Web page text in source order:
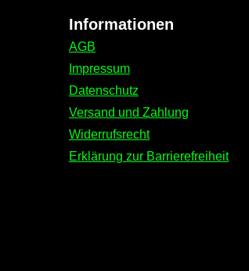
neuem Tab (externer Link)
in neuem Tab (externer Link)
Informationen
AGB
Impressum
Datenschutz
Versand und Zahlung
Widerrufsrecht
Erklärung zur Barrierefreiheit